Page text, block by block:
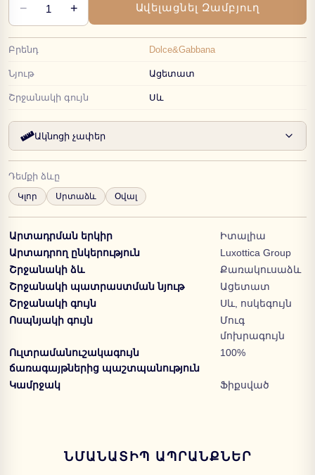
− 1 + Ավելացնել Զամբյուղ
Բրենդ Dolce&Gabbana
Նյութ Ացետատ
Շրջանակի գույն Սև
Ակնոցի չափեր
Դեմքի ձևը
Կլոր Սրտաձև Օվալ
Արտադրման երկիր
Իտալիա
Արտադրող ընկերություն
Luxottica Group
Շրջանակի ձև
Քառակուսաձև
Շրջանակի պատրաստման նյութ
Ացետատ
Շրջանակի գույն
Սև, ոսկեգույն
Ոսպնյակի գույն
Մուգ
մոխրագույն
Ուլտրամանուշակագույն
ճառագայթներից պաշտպանություն
100%
Կամրջակ Ֆիքսված
ՆՄԱՆԱՏԻՊ ԱՊՐԱՆՔՆԵՐ